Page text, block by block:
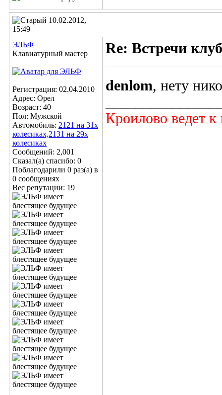
10.02.2012,
15:49
ЭЛЬФ
Клавиатурный мастер
Регистрация: 02.04.2010
Адрес: Орел
Возраст: 40
Пол: Мужской
Автомобиль: 2121 на 31х
колесиках,2131 на 29х
колесиках
Сообщений: 2,001
Сказал(а) спасибо: 0
Поблагодарили 0 раз(а) в
0 сообщениях
Вес репутации: 19
Re: Встречи
denlom, нету
Кроилово ведет к